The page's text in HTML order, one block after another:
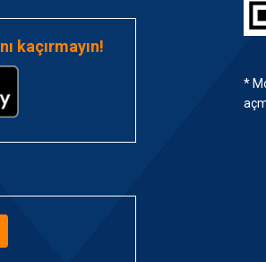
kaçırmayın!
*